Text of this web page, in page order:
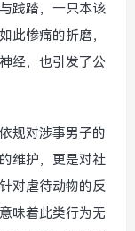
践踏，一只本该
此惨痛的折磨，
经，也引发了公
规对涉事男子的
维护，更是对社
对虐待动物的反
味着此类行为无